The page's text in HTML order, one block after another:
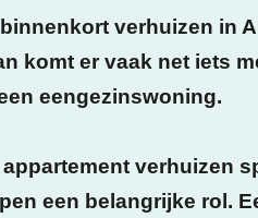
verhuizen in
komt er vaak net iets
eengezinswoning.
appartement verhuizen
een belangrijke rol.